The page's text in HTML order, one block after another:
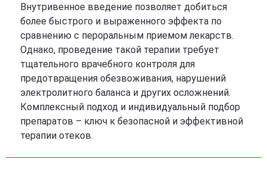
Внутривенное введение позволяет добиться
более быстрого и выраженного эффекта по
сравнению с пероральным приемом лекарств.
Однако, проведение такой терапии требует
тщательного врачебного контроля для
предотвращения обезвоживания, нарушений
электролитного баланса и других осложнений.
Комплексный подход и индивидуальный подбор
препаратов – ключ к безопасной и эффективной
терапии отеков.